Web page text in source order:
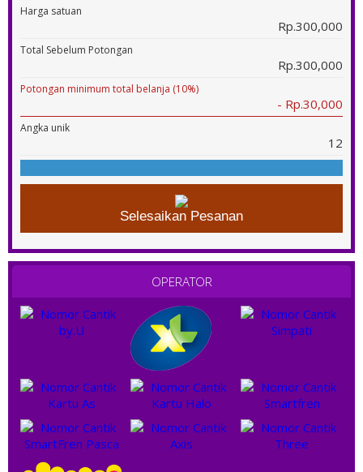
OPERATOR
Harga satuan
Rp.300,000
Total Sebelum Potongan
Rp.300,000
Potongan minimum total belanja (10%)
- Rp.30,000
Angka unik
12
Selesaikan Pesanan